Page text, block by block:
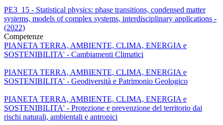
PE3_15 - Statistical physics: phase transitions, condensed matter
systems, models of complex systems, interdisciplinary applications -
(2022)
Competenze
PIANETA TERRA, AMBIENTE, CLIMA, ENERGIA e
SOSTENIBILITA' - Cambiamenti Climatici
PIANETA TERRA, AMBIENTE, CLIMA, ENERGIA e
SOSTENIBILITA' - Geodiversità e Patrimonio Geologico
PIANETA TERRA, AMBIENTE, CLIMA, ENERGIA e
SOSTENIBILITA' - Protezione e prevenzione del territorio dai
rischi naturali, ambientali e antropici